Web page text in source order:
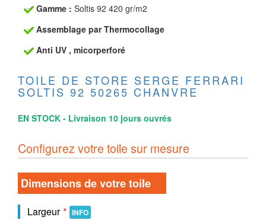
Gamme : Soltis 92 420 gr/m2
Assemblage par Thermocollage
Anti UV , micorperforé
TOILE DE STORE SERGE FERRARI
SOLTIS 92 50265 CHANVRE
EN STOCK - Livraison 10 jours ouvrés
Configurez votre toile sur mesure
Dimensions de votre toile
Largeur * INFO